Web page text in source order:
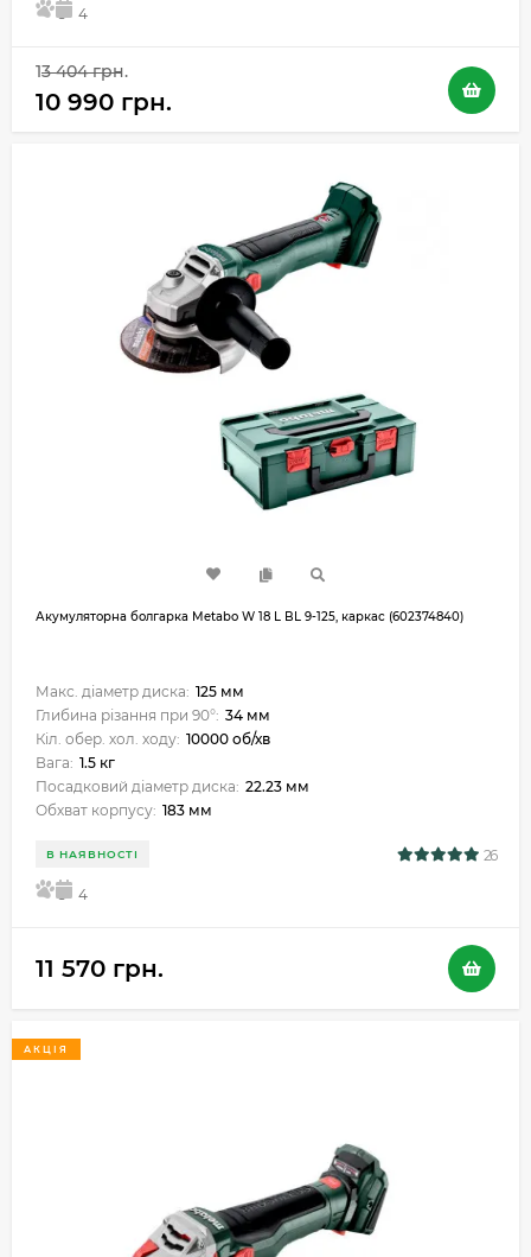
5 4
13 404 грн.
10 990 грн.
Акумуляторна болгарка Metabo W 18 L BL 9-125, каркас (602374840)
Макс. діаметр диска: 125 мм
Глибина різання при 90°: 34 мм
Кіл. обер. хол. ходу: 10000 об/хв
Вага: 1.5 кг
Посадковий діаметр диска: 22.23 мм
Обхват корпусу: 183 мм
В НАЯВНОСТІ 26
5 4
11 570 грн.
АКЦІЯ